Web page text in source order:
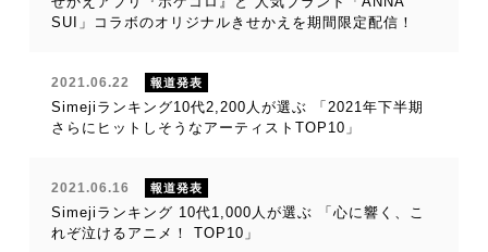
SUI」コラボのオリジナルきせかえを期間限定配信！
2021.06.22 報道発表
Simejiランキング10代2,200人が選ぶ 「2021年下半期
さらにヒットしそうなアーティストTOP10」
2021.06.16 報道発表
Simejiランキング 10代1,000人が選ぶ 「心に響く、こ
れぞ泣けるアニメ！ TOP10」